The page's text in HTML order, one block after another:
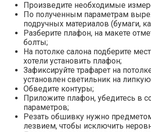
Произведите необходимые
По полученным параметрам
подручных материалов (бумаги,
Разберите плафон, на макете
болты;
На потолке салона подберите
хотели установить плафон;
Зафиксируйте трафарет на
установлен светильник на
Обведите контуры;
Приложите плафон, убедитесь в
параметров;
Резать обшивку нужно
лезвием, чтобы исключить